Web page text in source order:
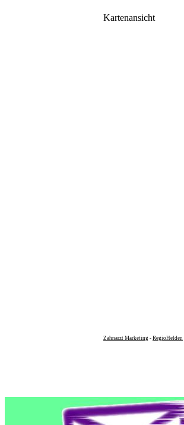
Kartenansicht
Zahnarzt Marketing - RegioHelden